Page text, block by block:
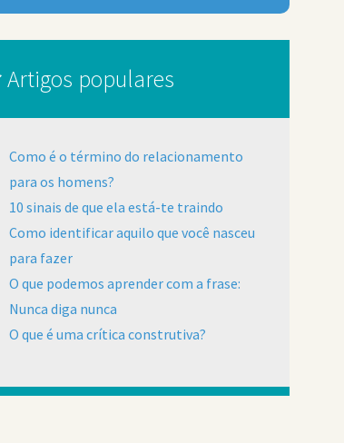
Artigos populares
Como é o término do relacionamento
para os homens?
10 sinais de que ela está-te traindo
Como identificar aquilo que você nasceu
para fazer
O que podemos aprender com a frase:
Nunca diga nunca
O que é uma crítica construtiva?